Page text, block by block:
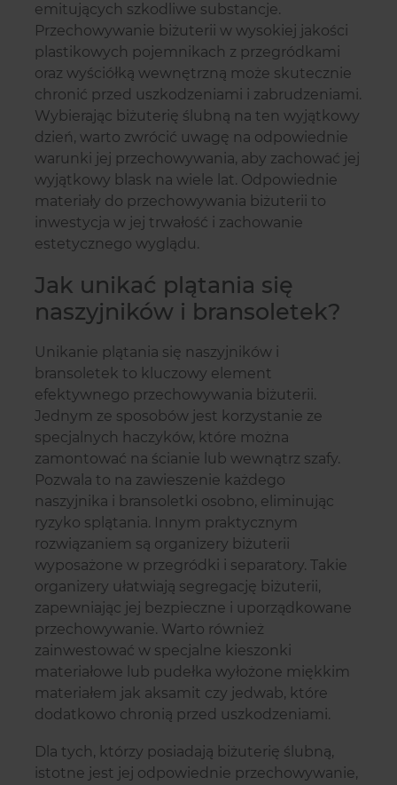
emitujących szkodliwe substancje.
Przechowywanie biżuterii w wysokiej jakości
plastikowych pojemnikach z przegródkami
oraz wyściółką wewnętrzną może skutecznie
chronić przed uszkodzeniami i zabrudzeniami.
Wybierając biżuterię ślubną na ten wyjątkowy
dzień, warto zwrócić uwagę na odpowiednie
warunki jej przechowywania, aby zachować jej
wyjątkowy blask na wiele lat. Odpowiednie
materiały do przechowywania biżuterii to
inwestycja w jej trwałość i zachowanie
estetycznego wyglądu.
Jak unikać plątania się
naszyjników i bransoletek?
Unikanie plątania się naszyjników i
bransoletek to kluczowy element
efektywnego przechowywania biżuterii.
Jednym ze sposobów jest korzystanie ze
specjalnych haczyków, które można
zamontować na ścianie lub wewnątrz szafy.
Pozwala to na zawieszenie każdego
naszyjnika i bransoletki osobno, eliminując
ryzyko splątania. Innym praktycznym
rozwiązaniem są organizery biżuterii
wyposażone w przegródki i separatory. Takie
organizery ułatwiają segregację biżuterii,
zapewniając jej bezpieczne i uporządkowane
przechowywanie. Warto również
zainwestować w specjalne kieszonki
materiałowe lub pudełka wyłożone miękkim
materiałem jak aksamit czy jedwab, które
dodatkowo chronią przed uszkodzeniami.
Dla tych, którzy posiadają biżuterię ślubną,
istotne jest jej odpowiednie przechowywanie,